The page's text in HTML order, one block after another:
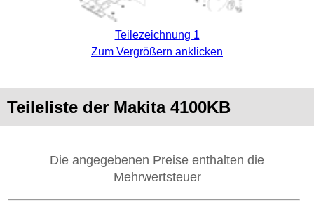
Teilezeichnung 1
Zum Vergrößern anklicken
Teileliste der Makita 4100KB
Die angegebenen Preise enthalten die
Mehrwertsteuer